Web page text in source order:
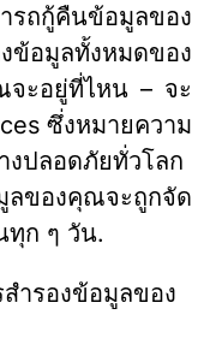
รถกู้คืนข้อมูลของ
อมูลทั้งหมดของ
ะอยู่ที่ไหน – จะ
ซึ่งหมายความ
ปลอดภัยทั่วโลก
ของคุณจะถูกจัด
ทุก ๆ วัน.
สำรองข้อมูลของ